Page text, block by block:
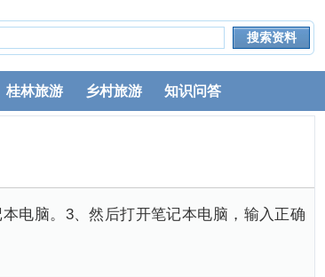
桂林旅游 乡村旅游 知识问答
电脑。3、然后打开笔记本电脑，输入正确